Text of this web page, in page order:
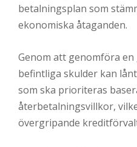
betalningsplan som
ekonomiska åtaganden.
Genom att genomföra
befintliga skulder kan
som ska prioriteras
återbetalningsvillkor,
övergripande